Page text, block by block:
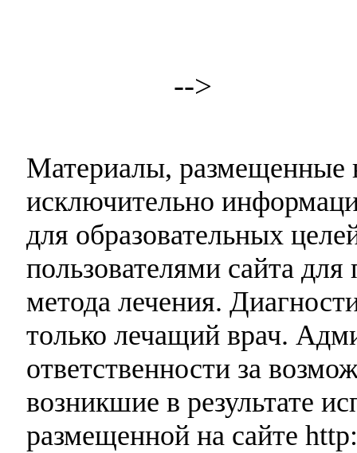
-->
Материалы, размещенные
исключительно
для образовательных
пользователями сайта
метода лечения.
только лечащий врач.
ответственности за
возникшие в результате
размещенной на сайте